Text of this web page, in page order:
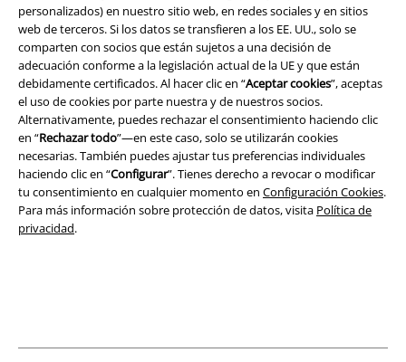
personalizados) en nuestro sitio web, en redes sociales y en sitios
web de terceros. Si los datos se transfieren a los EE. UU., solo se
comparten con socios que están sujetos a una decisión de
adecuación conforme a la legislación actual de la UE y que están
debidamente certificados. Al hacer clic en “Aceptar cookies”, aceptas
el uso de cookies por parte nuestra y de nuestros socios.
Alternativamente, puedes rechazar el consentimiento haciendo clic
en “Rechazar todo”—en este caso, solo se utilizarán cookies
necesarias. También puedes ajustar tus preferencias individuales
haciendo clic en “Configurar”. Tienes derecho a revocar o modificar
tu consentimiento en cualquier momento en Configuración Cookies.
Para más información sobre protección de datos, visita Política de
privacidad.
Términos y Condiciones
Aviso Legal
Ley protección de datos
Eliminación de residuos y protección del medioambiente
Declaración de Conformidad
Información sobre accesibilidad